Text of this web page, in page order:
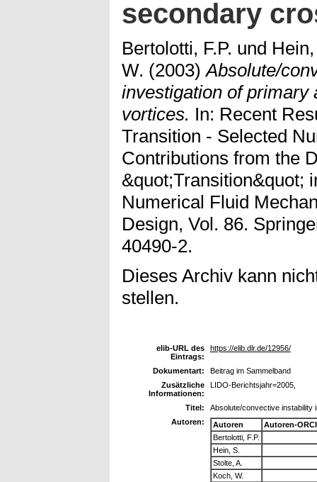
secondary
Bertolotti, F.P. und
W. (2003)Absolute/
investigation of primary
vortices. In: Recent
Transition - Selected
Contributions from the
&quot;Transition&quot;
Numerical Fluid
Design, Vol. 86.
40490-2.
Dieses Archiv kann
stellen.
elib-URL des
Eintrags:
https://elib.dlr.de/12956/
Dokumentart:
Beitrag im Sammelband
Zusätzliche
Informationen:
LIDO-Berichtsjahr=2005,
Titel:
Absolute/convective
Autoren:
Autoren
Autoren-
Bertolotti, F.P.
Hein, S.
Stolte, A.
Koch, W.